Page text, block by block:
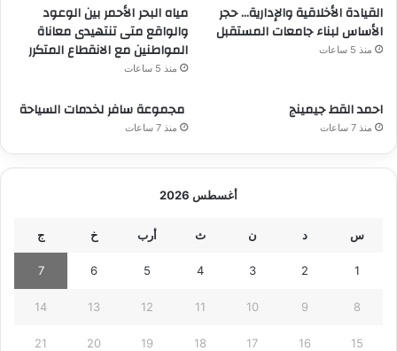
القيادة الأخلاقية والإدارية… حجر
الأساس لبناء جامعات المستقبل
منذ 5 ساعات
مياه البحر الأحمر بين الوعود
والواقع متى تنتهيدى معاناة
المواطنين مع الانقطاع المتكرر
منذ 5 ساعات
احمد القط جيمينج
منذ 7 ساعات
مجموعة سافر لخدمات السياحة
منذ 7 ساعات
أغسطس 2026
س د ن ث أرب خ ج
1
2
3
4
5
6
7
8
9
10
11
12
13
14
15
16
17
18
19
20
21